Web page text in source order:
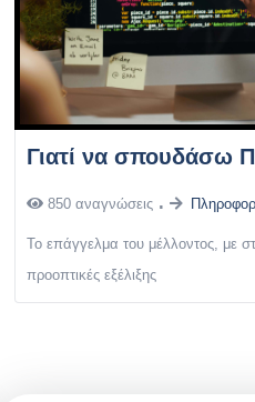
Γιατί να σπουδάσω
850 αναγνώσεις
Το επάγγελμα του μέλλοντος, με
προοπτικές εξέλιξης